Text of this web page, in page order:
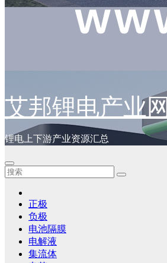
艾邦锂电产业网
锂电上下游产业资源汇总
正极
负极
电池隔膜
电解液
集流体